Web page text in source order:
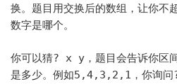
换。题目用交换后的数组，让你不
数字是哪个。
你可以猜? x y ，题目会告诉你区
是多少。例如5,4,3,2,1 ，你询问